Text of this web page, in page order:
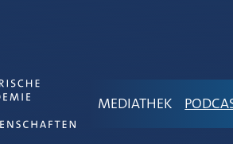
MEDIATHEK